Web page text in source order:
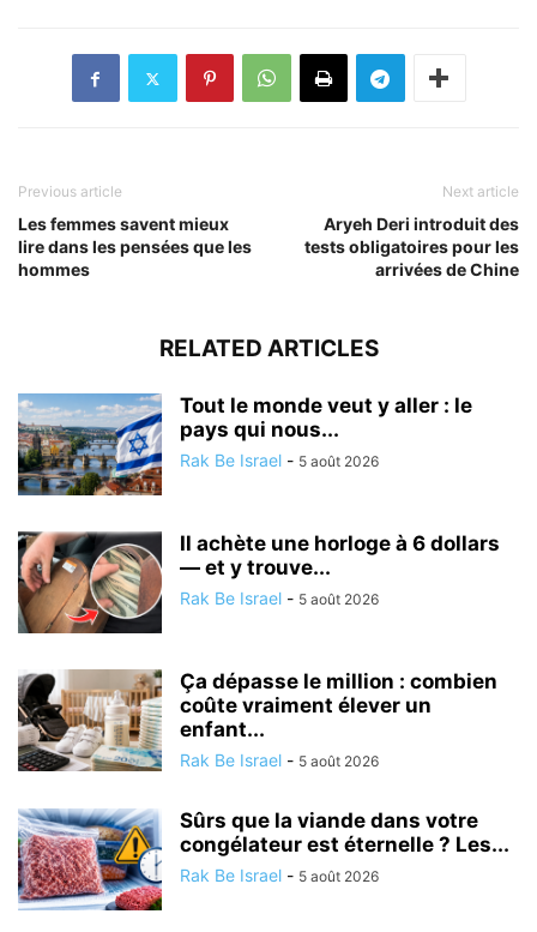
Previous article
Les femmes savent mieux
lire dans les pensées que les
hommes
Next article
Aryeh Deri introduit des
tests obligatoires pour les
arrivées de Chine
RELATED ARTICLES
Tout le monde veut y aller : le
pays qui nous...
Rak Be Israel - 5 août 2026
Il achète une horloge à 6 dollars
— et y trouve...
Rak Be Israel - 5 août 2026
Ça dépasse le million : combien
coûte vraiment élever un
enfant...
Rak Be Israel - 5 août 2026
Sûrs que la viande dans votre
congélateur est éternelle ? Les...
Rak Be Israel - 5 août 2026